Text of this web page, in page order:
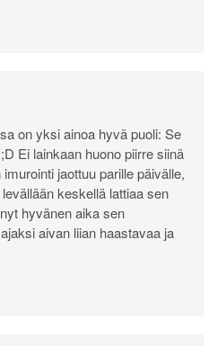
on yksi ainoa hyvä puoli: Se
Ei lainkaan huono piirre siinä
jaottuu parille päivälle,
keskellä lattiaa sen
hyvänen aika sen
aivan liian haastavaa ja